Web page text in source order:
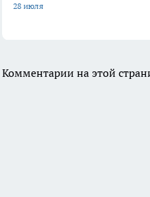
28 июля
Комментарии на этой